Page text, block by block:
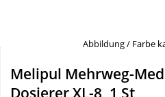
Natur & Homöopathie
Abbildung / Farbe
Melipul Mehrweg-
Dosierer XL-8, 1 St